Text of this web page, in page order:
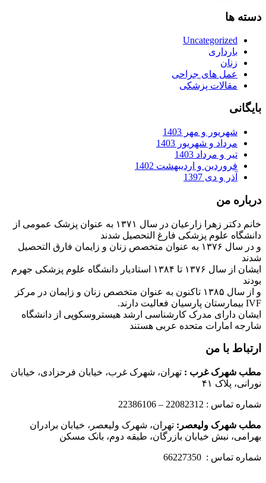
دسته ها
Uncategorized
بارداری
زنان
عمل های جراحی
مقالات پزشکی
بایگانی
شهریور و مهر 1403
مرداد و شهریور 1403
تیر و مرداد 1403
فروردین و اردیبهشت 1402
آذر و دی 1397
درباره من
خانم دکتر زهرا زارعیان در سال ۱۳۷۱ به عنوان پزشک عمومی از
دانشگاه علوم پزشکی فارغ التحصیل شدند
و در سال ۱۳۷۶ به عنوان متخصص زنان و زایمان فارق التحصیل
شدند
ایشان از سال ۱۳۷۶ تا ۱۳۸۴ استادیار دانشگاه علوم پزشکی جهرم
بودند
و از سال ۱۳۸۵ تاکنون به عنوان متخصص زنان و زایمان در مرکز
IVF بیمارستان پارسیان فعالیت دارند.
ایشان دارای مدرک کارشناسی ارشد هیستروسکوپی از دانشگاه
شارجه امارات متحده عربی هستند
ارتباط با من
مطب شهرک غرب : تهران، شهرک غرب، خیابان فرحزادی، خیابان
نورانی، پلاک ۴۱
شماره تماس : 22082312 – 22386106
مطب شهرک ولیعصر: تهران، شهرک ولیعصر، خیابان برادران
بهرامی، نبش خیابان بازرگان، طبقه دوم، بانک مسکن
شماره تماس : 66227350